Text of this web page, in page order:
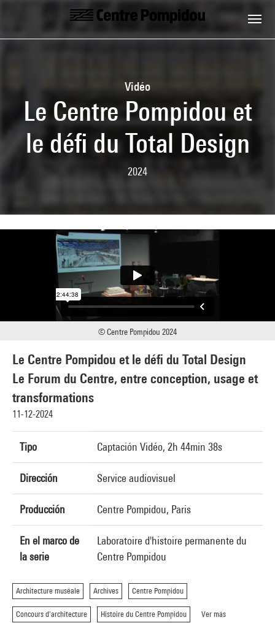
Skip to main content
Centre Pompidou
Vidéo
Le Centre Pompidou et
le défi du Total Design
2024
Le Centre Pompidou et le défi du Total Design
Le Forum du Centre, entre conception, usage et
transformations
11-12-2024
Tipo Captación Vidéo, 2h 44min 38s
Dirección Service audiovisuel
Producción Centre Pompidou, Paris
En el marco de
la serie
Laboratoire d'histoire permanente du
Centre Pompidou
Architecture muséale Archives Centre Pompidou
Concours d'architecture Histoire du Centre Pompidou Ver más
© Centre Pompidou 2024